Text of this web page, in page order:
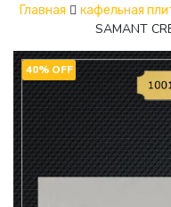
Главная кафельная
SAMANT
40% OFF